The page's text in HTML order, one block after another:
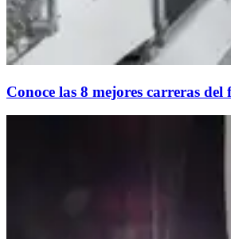
Conoce las 8 mejores carreras del